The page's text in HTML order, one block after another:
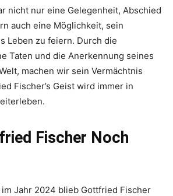
nicht nur eine Gelegenheit, Abschied
auch eine Möglichkeit, sein
Leben zu feiern. Durch die
Taten und die Anerkennung seines
machen wir sein Vermächtnis
Fischer’s Geist wird immer in
Fischer Noch
Jahr 2024 blieb Gottfried Fischer